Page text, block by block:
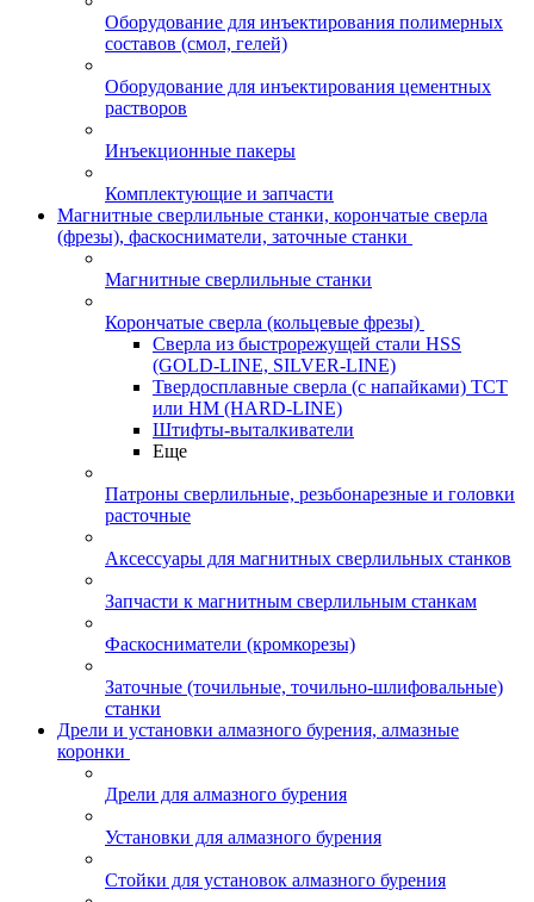
Оборудование для инъектирования полимерных
составов (смол, гелей)
Оборудование для инъектирования цементных
растворов
Инъекционные пакеры
Комплектующие и запчасти
Магнитные сверлильные станки, корончатые сверла
(фрезы), фаскосниматели, заточные станки
Магнитные сверлильные станки
Корончатые сверла (кольцевые фрезы)
Сверла из быстрорежущей стали HSS
(GOLD-LINE, SILVER-LINE)
Твердосплавные сверла (с напайками) ТСТ
или HM (HARD-LINE)
Штифты-выталкиватели
Еще
Патроны сверлильные, резьбонарезные и головки
расточные
Аксессуары для магнитных сверлильных станков
Запчасти к магнитным сверлильным станкам
Фаскосниматели (кромкорезы)
Заточные (точильные, точильно-шлифовальные)
станки
Дрели и установки алмазного бурения, алмазные
коронки
Дрели для алмазного бурения
Установки для алмазного бурения
Стойки для установок алмазного бурения